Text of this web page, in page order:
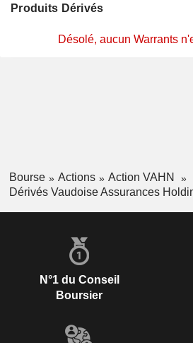
Produits Dérivés
Désolé, aucun Warrants
Bourse Actions
Action VAHN
Dérivés Vaudoise Assurances
N°1 du Conseil
Boursier